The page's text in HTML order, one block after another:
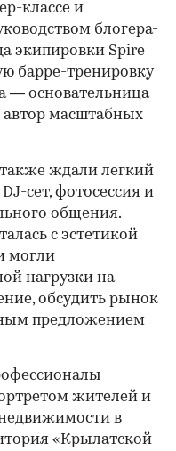
классе и
блогера-
экипировки Spire
барре-тренировку
— основательница
автор масштабных
также ждали легкий
сет, фотосессия и
общения.
с эстетикой
могли
нагрузки на
обсудить рынок
предложением
жителей и
в
«Крылатской